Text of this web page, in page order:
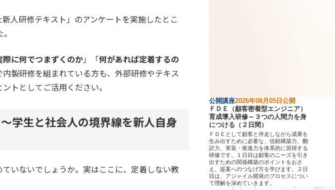
人研修テキスト」のアンケートを実施したとこ
際に何でつまずくのか」「何があれば定着するの
製研修を組まれている方も、外部研修やテキス
トとしてご活用ください。
学生と社会人の境界線を新人自身
いないでしょうか。実はここに、定着しない教
公開講座2026年08月05日公開
ＦＤＥ（顧客密着型エンジニア）
育成導入研修～３つの人間力を身
につける（２日間）
ＦＤＥとして顧客と伴走しながら成果を
生み出すために必要な、信頼構築力、翻
訳力、実装・推進力を体系的に習得する
研修です。１日目は顧客のニーズを引き
出すための関係構築のポイントをおさ
え、提案へのつなげ方を学びます。２日
目は、アジャイル開発のプロセスについ
て理解を深めていきます。